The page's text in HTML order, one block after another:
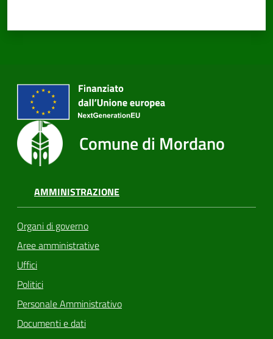
Comune di Mordano
AMMINISTRAZIONE
Organi di governo
Aree amministrative
Uffici
Politici
Personale Amministrativo
Documenti e dati